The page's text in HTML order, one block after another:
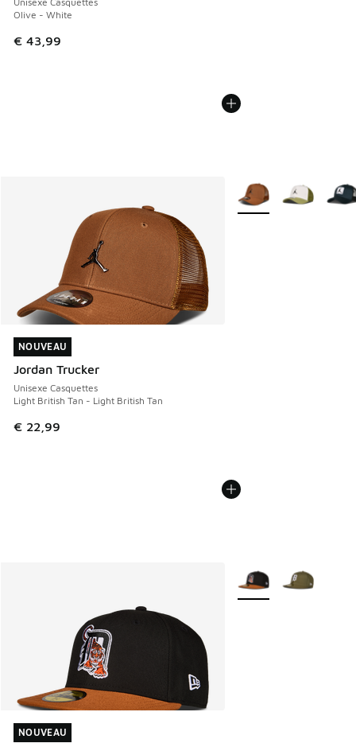
Olive - White
€ 43,99
NOUVEAU
Jordan Trucker
Unisexe Casquettes
Light British Tan - Light British Tan
€ 22,99
NOUVEAU
Plus de couleurs
NOUVEAU
NOUVEAU
Plus de couleurs